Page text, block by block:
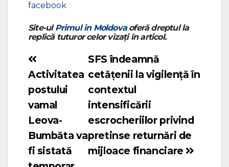
facebook
Site-ulPrimul in Moldovaoferă dreptul la
replică tuturor celor vizați în articol.
Navigare
în
articole
SFS îndeamnă
cetățenii la vigilență în
contextul
intensificării
escrocheriilor privind
pretinse returnări de
mijloace financiare
Activitatea
postului
vamal
Leova-
Bumbăta va
fi sistată